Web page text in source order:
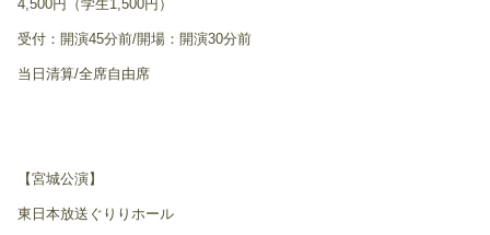
4,500円（学生1,500円）
受付：開演45分前/開場：開演30分前
当日清算/全席自由席
【宮城公演】
東日本放送ぐりりホール